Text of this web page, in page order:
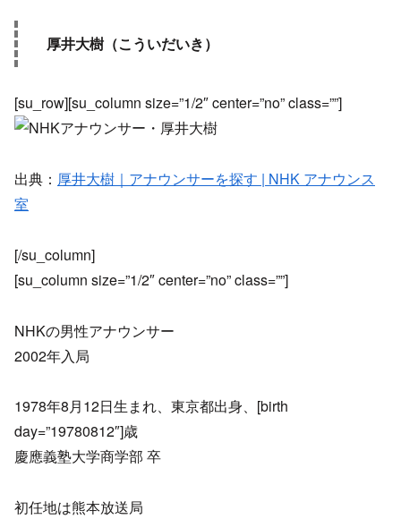
厚井大樹（こういだいき）
[su_row][su_column size=”1/2″ center=”no” class=””]
出典： 厚井大樹｜アナウンサーを探す | NHK アナウンス
室
[/su_column]
[su_column size=”1/2″ center=”no” class=””]
NHKの男性アナウンサー
2002年入局
1978年8月12日生まれ、東京都出身、[birth
day=”19780812″]歳
慶應義塾大学商学部 卒
初任地は熊本放送局